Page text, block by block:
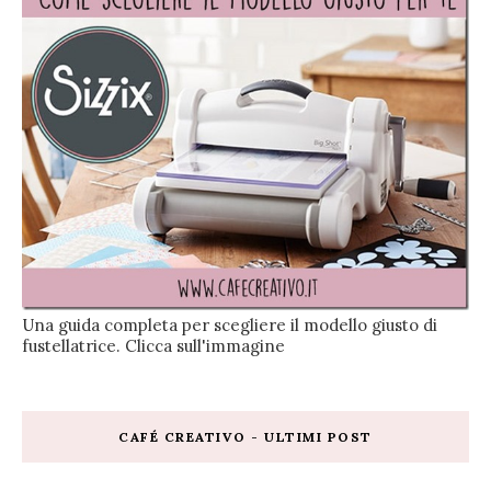
Una guida completa per scegliere il modello giusto di
fustellatrice. Clicca sull'immagine
CAFÉ CREATIVO - ULTIMI POST